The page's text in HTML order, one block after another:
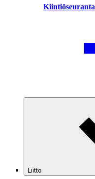
Kiintiöseuranta
Liitto